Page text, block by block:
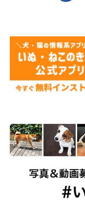
「子犬のころは遊び
を理解できたり、理
になると、だんだ
ぽくなってきました
います」